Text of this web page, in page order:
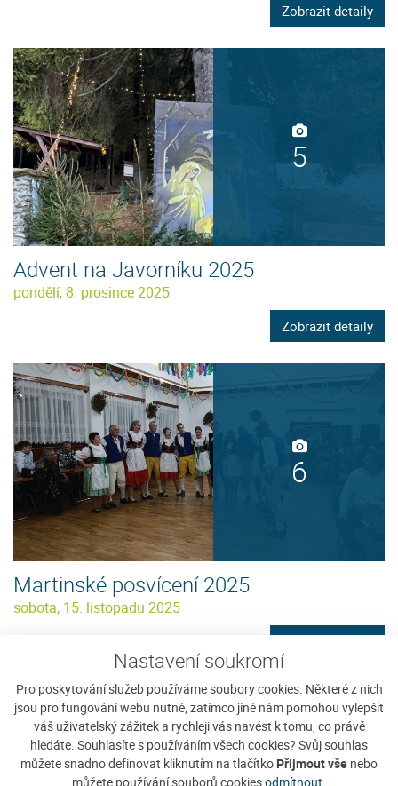
Nastavení soukromí
Pro poskytování služeb používáme soubory cookies. Některé z nich
jsou pro fungování webu nutné, zatímco jiné nám pomohou vylepšit
váš uživatelský zážitek a rychleji vás navést k tomu, co právě
hledáte. Souhlasíte s používáním všech cookies? Svůj souhlas
můžete snadno definovat kliknutím na tlačítko Přijmout vše nebo
můžete používání souborů cookiesodmítnout
Zobrazit detaily
5
Advent na Javorníku 2025
pondělí, 8. prosince 2025
Zobrazit detaily
6
Martinské posvícení 2025
sobota, 15. listopadu 2025
Zobrazit detaily